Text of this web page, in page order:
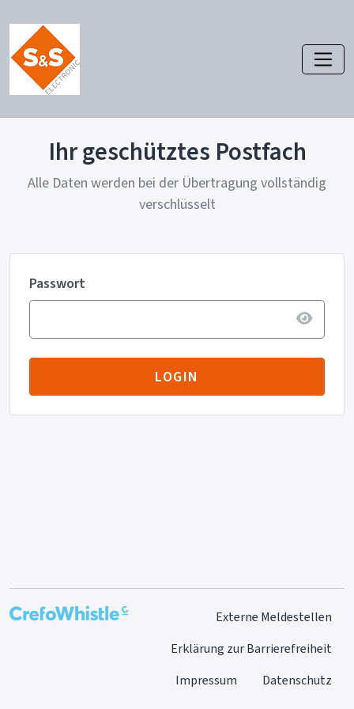
Ihr geschütztes Postfach
Alle Daten werden bei der Übertragung vollständig
verschlüsselt
Passwort
LOGIN
Externe Meldestellen
Erklärung zur Barrierefreiheit
Impressum
Datenschutz